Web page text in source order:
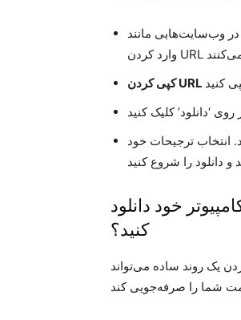
انتخاب ترجیحات خود
خود دانلود
کنید؟
یک روند ساده می‌تواند